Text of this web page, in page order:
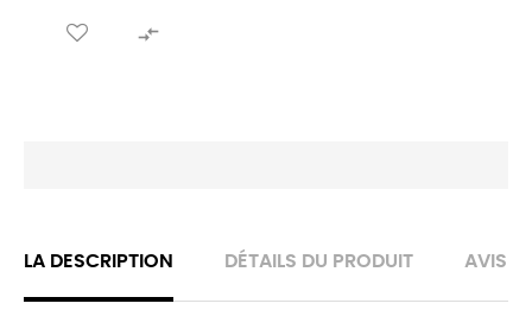

LA DESCRIPTION DÉTAILS DU PRODUIT AVIS